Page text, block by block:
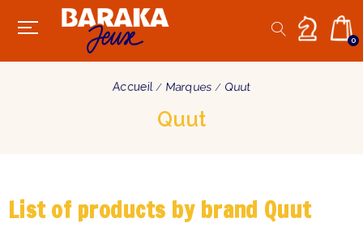
0
Accueil Marques Quut
Quut
List of products by brand Quut